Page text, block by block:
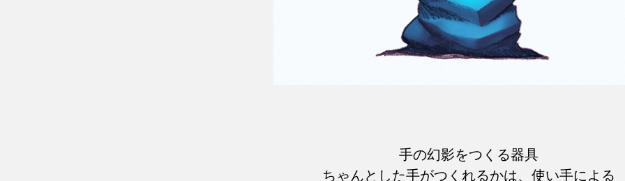
手の幻影をつくる器具
ちゃんとした手がつくれるかは、使い手による